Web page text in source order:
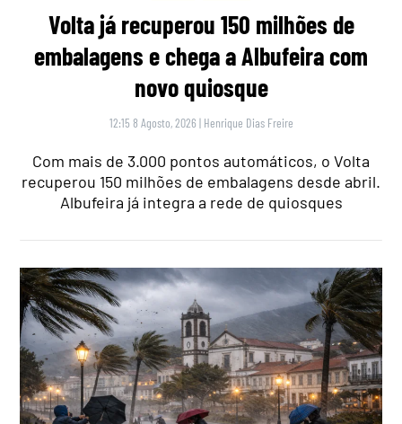
Volta já recuperou 150 milhões de
embalagens e chega a Albufeira com
novo quiosque
12:15 8 Agosto, 2026 | Henrique Dias Freire
Com mais de 3.000 pontos automáticos, o Volta
recuperou 150 milhões de embalagens desde abril.
Albufeira já integra a rede de quiosques